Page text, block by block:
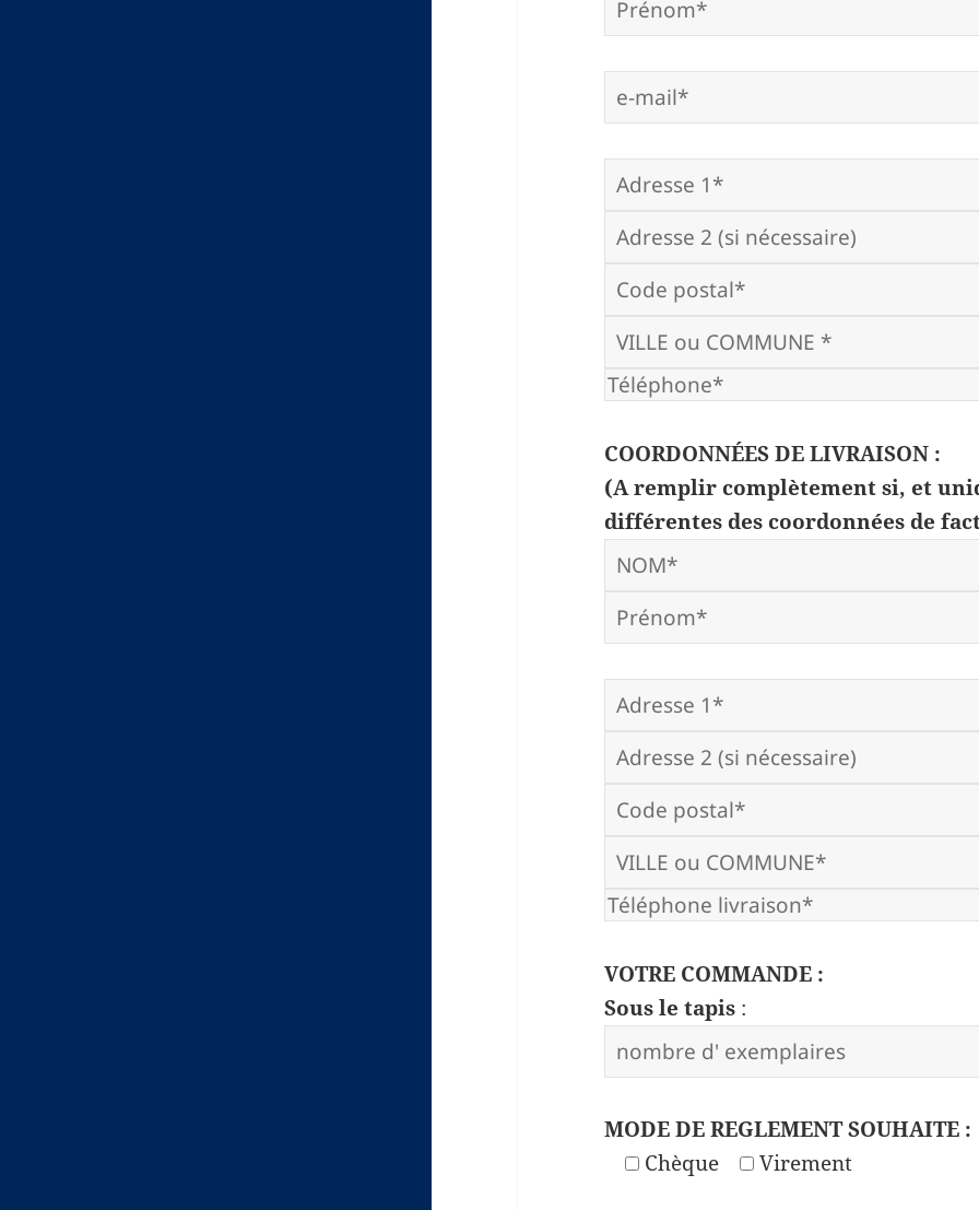
COORDONNÉES DE LIVRAISON :
(A remplir complètement si, et
différentes des coordonnées de
VOTRE COMMANDE :
Sous le tapis :
MODE DE REGLEMENT SOUHAITE :
Chèque
Virement